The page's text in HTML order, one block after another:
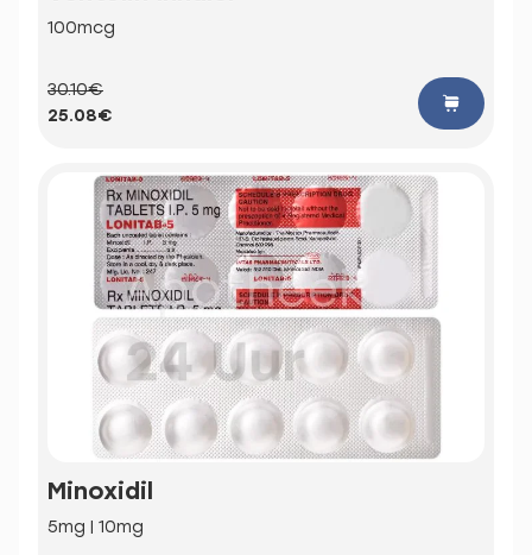
100mcg
30.10€
25.08€
Minoxidil
5mg | 10mg